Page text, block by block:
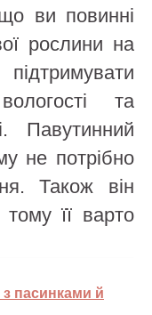
ви повинні
рослини на
та
Павутинний
не потрібно
Також він
її варто
пасинками й